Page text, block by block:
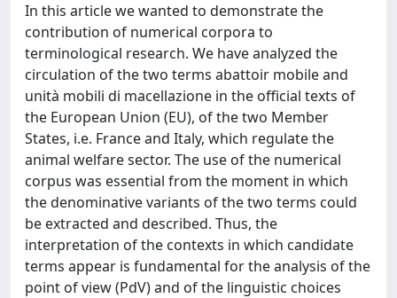
In this article we wanted to demonstrate the
contribution of numerical corpora to
terminological research. We have analyzed the
circulation of the two terms abattoir mobile and
unità mobili di macellazione in the official texts of
the European Union (EU), of the two Member
States, i.e. France and Italy, which regulate the
animal welfare sector. The use of the numerical
corpus was essential from the moment in which
the denominative variants of the two terms could
be extracted and described. Thus, the
interpretation of the contexts in which candidate
terms appear is fundamental for the analysis of the
point of view (PdV) and of the linguistic choices